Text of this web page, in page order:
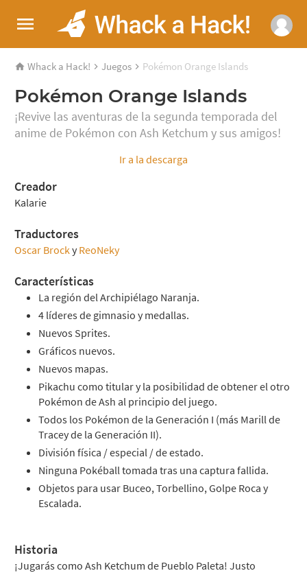
Whack a Hack! Juegos Pokémon Orange Islands
Pokémon Orange Islands
¡Revive las aventuras de la segunda temporada del
anime de Pokémon con Ash Ketchum y sus amigos!
Ir a la descarga
Creador
Kalarie
Traductores
Oscar Brocky ReoNeky
Características
La región del Archipiélago Naranja.
4 líderes de gimnasio y medallas.
Nuevos Sprites.
Gráficos nuevos.
Nuevos mapas.
Pikachu como titular y la posibilidad de obtener el otro
Pokémon de Ash al principio del juego.
Todos los Pokémon de la Generación I (más Marill de
Tracey de la Generación II).
División física / especial / de estado.
Ninguna Pokéball tomada tras una captura fallida.
Objetos para usar Buceo, Torbellino, Golpe Roca y
Escalada.
Historia
¡Jugarás como Ash Ketchum de Pueblo Paleta! Justo